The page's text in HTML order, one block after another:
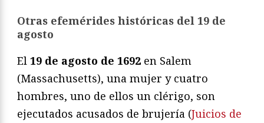
Otras efemérides históricas del 19 de
agosto
El 19 de agosto de 1692 en Salem
(Massachusetts), una mujer y cuatro
hombres, uno de ellos un clérigo, son
ejecutados acusados de brujería (Juicios de